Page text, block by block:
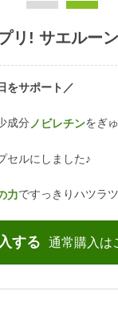
リ! サエルーン
をサポート／
成分ノビレチンをぎ
セルにしました♪
力ですっきりハツラ
する 通常購入は